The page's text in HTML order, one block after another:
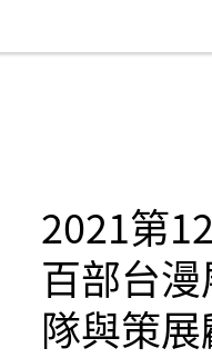
2021第
百部台
隊與策